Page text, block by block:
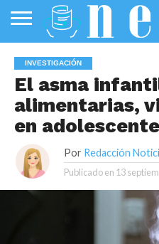
PÚBLICA
SANIDAD
INVESTIGACIÓN
ENTREVISTAS
PROFESIONALES
DE LA SALUD
INFOGRAFÍAS
DE SALUD
OPINIÓN
INVESTIGACIÓN
El asma
alimentarias,
en
Por Redacción
Publicado en 13